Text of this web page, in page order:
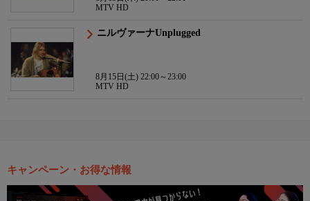
MTV HD
ニルヴァーナUnplugged
8月15日(土) 22:00～23:00
MTV HD
キャンペーン・お得な情報